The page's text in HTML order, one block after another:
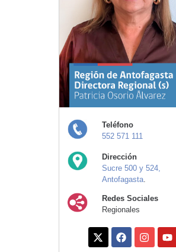
Teléfono
552 571 111
Dirección
Sucre 500 y 524,
Antofagasta
Redes Sociales
Regionales